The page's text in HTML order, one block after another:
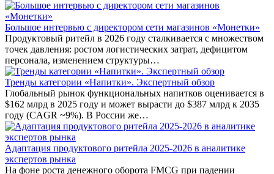
Большое интервью с директором сети магазинов «Монетки»
Продуктовый ритейл в 2026 году сталкивается с множеством
точек давления: ростом логистических затрат, дефицитом
персонала, изменением структуры…
Тренды категории «Напитки». Экспертный обзор
Глобальный рынок функциональных напитков оценивается в
$162 млрд в 2025 году и может вырасти до $387 млрд к 2035
году (CAGR ~9%). В России же…
Адаптация продуктового ритейла 2025-2026 в аналитике
экспертов рынка
На фоне роста денежного оборота FMCG при падении